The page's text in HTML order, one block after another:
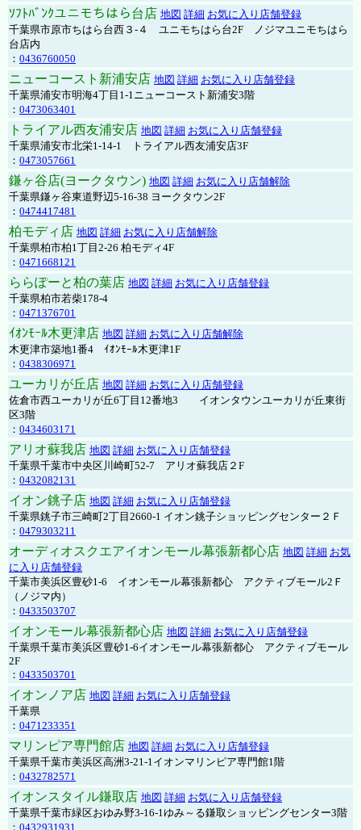
ｿﾌﾄﾊﾞﾝｸユニモちはら台店 地図 詳細 お気に入り店舗登録
千葉県市原市ちはら台西３-４ ユニモちはら台2F ノジマユニモちはら
台店内
： 0436760050
ニューコースト新浦安店 地図 詳細 お気に入り店舗登録
千葉県浦安市明海4丁目1-1ニューコースト新浦安3階
： 0473063401
トライアル西友浦安店 地図 詳細 お気に入り店舗登録
千葉県浦安市北栄1-14-1 トライアル西友浦安店3F
： 0473057661
鎌ヶ谷店(ヨークタウン) 地図 詳細 お気に入り店舗解除
千葉県鎌ヶ谷東道野辺5-16-38 ヨークタウン2F
： 0474417481
柏モディ店 地図 詳細 お気に入り店舗解除
千葉県柏市柏1丁目2-26 柏モディ4F
： 0471668121
ららぽーと柏の葉店 地図 詳細 お気に入り店舗登録
千葉県柏市若柴178-4
： 0471376701
ｲｵﾝﾓｰﾙ木更津店 地図 詳細 お気に入り店舗解除
木更津市築地1番4 ｲｵﾝﾓｰﾙ木更津1F
： 0438306971
ユーカリが丘店 地図 詳細 お気に入り店舗登録
佐倉市西ユーカリが丘6丁目12番地3 イオンタウンユーカリが丘東街
区3階
： 0434603171
アリオ蘇我店 地図 詳細 お気に入り店舗登録
千葉県千葉市中央区川崎町52-7 アリオ蘇我店２F
： 0432082131
イオン銚子店 地図 詳細 お気に入り店舗登録
千葉県銚子市三崎町2丁目2660-1 イオン銚子ショッピングセンター２Ｆ
： 0479303211
オーディオスクエアイオンモール幕張新都心店 地図 詳細 お気
に入り店舗登録
千葉市美浜区豊砂1-6 イオンモール幕張新都心 アクティブモール2Ｆ
（ノジマ内）
： 0433503707
イオンモール幕張新都心店 地図 詳細 お気に入り店舗登録
千葉県千葉市美浜区豊砂1-6イオンモール幕張新都心 アクティブモール
2F
： 0433503701
イオンノア店 地図 詳細 お気に入り店舗登録
千葉県
： 0471233351
マリンピア専門館店 地図 詳細 お気に入り店舗登録
千葉県千葉市美浜区高洲3-21-1イオンマリンピア専門館1階
： 0432782571
イオンスタイル鎌取店 地図 詳細 お気に入り店舗登録
千葉県千葉市緑区おゆみ野3-16-1ゆみ～る鎌取ショッピングセンター3階
： 0432931931